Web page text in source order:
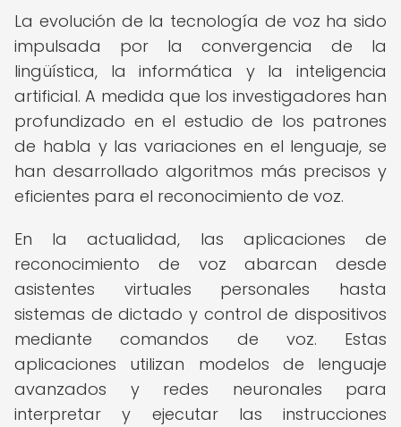
La evolución de la tecnología de voz ha sido
impulsada por la convergencia de la
lingüística, la informática y la inteligencia
artificial. A medida que los investigadores han
profundizado en el estudio de los patrones
de habla y las variaciones en el lenguaje, se
han desarrollado algoritmos más precisos y
eficientes para el reconocimiento de voz.
En la actualidad, las aplicaciones de
reconocimiento de voz abarcan desde
asistentes virtuales personales hasta
sistemas de dictado y control de dispositivos
mediante comandos de voz. Estas
aplicaciones utilizan modelos de lenguaje
avanzados y redes neuronales para
interpretar y ejecutar las instrucciones